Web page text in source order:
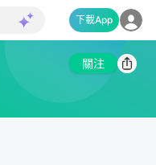
下載App
關注